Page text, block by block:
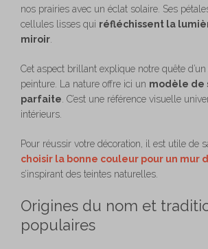
nos prairies avec un éclat solaire. Ses
cellules lisses qui réfléchissent la
miroir
Cet aspect brillant explique notre quête
peinture. La nature offre ici un modèle de
parfaite . C’est une référence visuelle
intérieurs.
Pour réussir votre décoration, il est utile de
choisir la bonne couleur pour un mur
s’inspirant des teintes naturelles.
Origines du nom et
populaires